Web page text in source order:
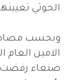
الحوثي
وبحسب
الامين
صنعاء رفضت